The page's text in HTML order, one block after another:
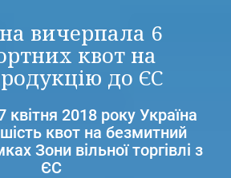
вичерпала 6
квот на
до ЄС
2018 року Україна
квот на безмитний
Зони вільної торгівлі з
ЄС